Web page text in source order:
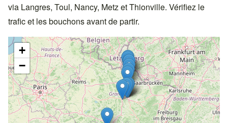
via Langres, Toul, Nancy, Metz et Thionville. Vérifiez le
trafic et les bouchons avant de partir.
+
−